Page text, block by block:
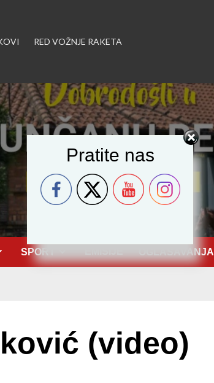
RED VOŽNJE RAKETA
SPORT OGLAŠAVANJA
(video)
Pratite nas